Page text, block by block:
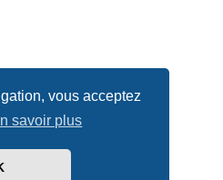
vous acceptez
savoir plus